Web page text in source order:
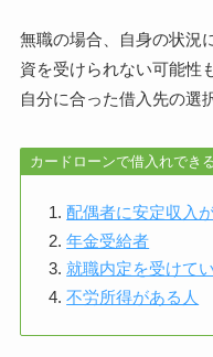
無職の場合、自身の状況
資を受けられない可能性
自分に合った借入先の選
カードローンで借入れでき
配偶者に安定収入
年金受給者
就職内定を受けて
不労所得がある人